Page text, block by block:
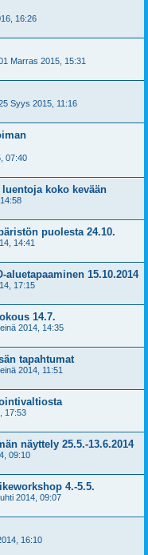
16:26
Marras 2015, 15:31
Syys 2015, 11:16
07:40
koko kevään
puolesta 24.10.
14:41
15.10.2014
17:15
14.7.
2014, 14:35
tapahtumat
2014, 11:51
17:53
näyttely 25.5.-13.6.2014
09:10
4.-5.5.
2014, 09:07
16:10